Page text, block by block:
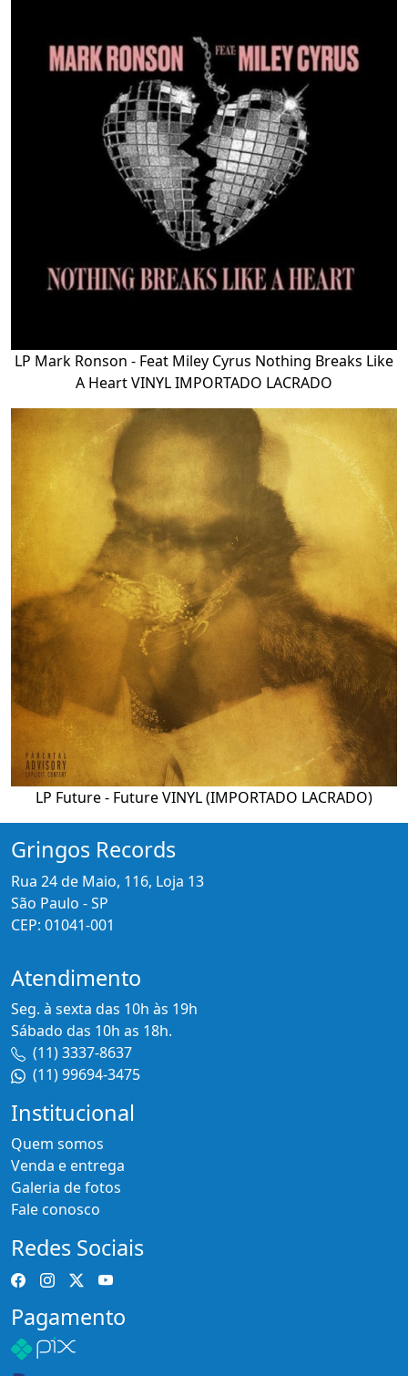
LP Mark Ronson - Feat Miley Cyrus Nothing Breaks Like
A Heart VINYL IMPORTADO LACRADO
LP Future - Future VINYL (IMPORTADO LACRADO)
Gringos Records
Rua 24 de Maio, 116, Loja 13
São Paulo - SP
CEP: 01041-001
Atendimento
Seg. à sexta das 10h às 19h
Sábado das 10h as 18h.
(11) 3337-8637
(11) 99694-3475
Institucional
Quem somos
Venda e entrega
Galeria de fotos
Fale conosco
Redes Sociais
Pagamento